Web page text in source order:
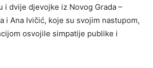
i dvije djevojke iz Novog Grada –
i Ana Ivičić, koje su svojim nastupom,
osvojile simpatije publike i